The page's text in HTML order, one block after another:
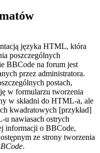
języka HTML, która
poszczególnych
BBCode na forum jest
przez administratora.
postach,
w formularzu tworzenia
w składni do HTML-a, ale
kwadratowych [przykład]
nawiasach ostrych
informacji o BBCode,
ze strony tworzenia
.